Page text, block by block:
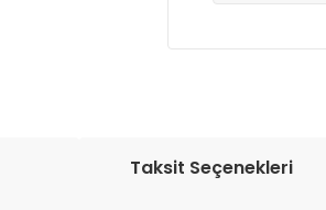
Taksit Seçenekleri